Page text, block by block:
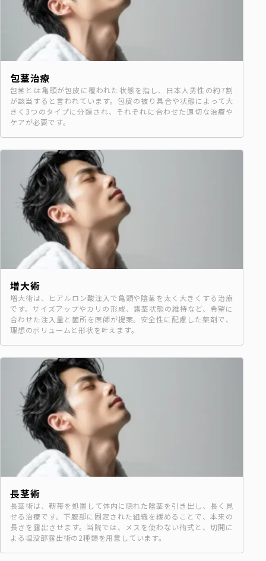
包茎治療
包茎とは亀頭が包皮に覆われた状態を指し、日本人男性の約7割
が該当すると言われています。包皮の被り具合や状態によって大
きく3つのタイプに分類され、それぞれに合わせた適切な治療や
ケアが必要です。
増大術
増大術は、ヒアルロン酸注入で亀頭や陰茎を太く大きくする治療
です。サイズアップやカリの形成、露茎状態の維持など、希望に
合わせた注入量と箇所を医師が提案。安全性に配慮した薬剤で、
理想のボリュームと形状を叶えます。
長茎術
長茎術は、靭帯を処置して体内に隠れた陰茎を引き出し、長く見
せる治療です。下腹部に固定された組織を緩めることで、本来の
長さを露出させます。当院では、メスを使わない術式と、切開に
よる埋没部露出術の2種類を用意しています。